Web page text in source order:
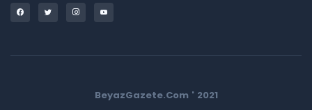
BeyazGazete.Com ' 2021